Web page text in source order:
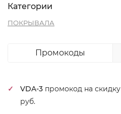
Категории
ПОКРЫВАЛА
Промокоды
VDA-3 промокод на скидку
руб.